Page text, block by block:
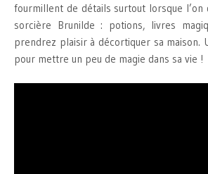
fourmillent de détails surtout lorsque l’on
sorcière Brunilde : potions, livres
prendrez plaisir à décortiquer sa maison.
pour mettre un peu de magie dans sa vie !